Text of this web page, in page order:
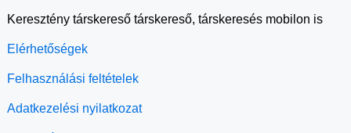
Keresztény társkereső társkereső, társkeresés mobilon is
Elérhetőségek
Felhasználási feltételek
Adatkezelési nyilatkozat